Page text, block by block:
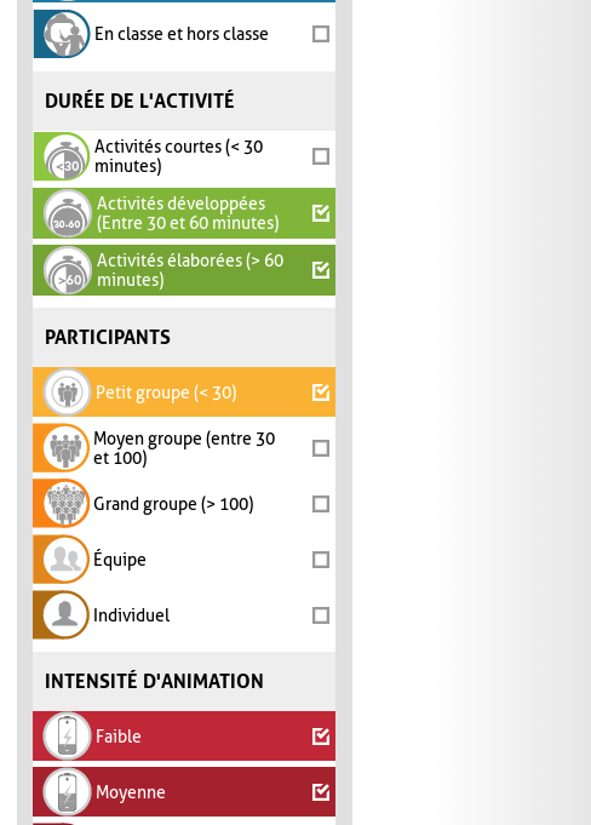
En classe et hors classe
DURÉE DE L'ACTIVITÉ
Activités courtes (< 30
minutes)
Activités développées
(Entre 30 et 60 minutes)
Activités élaborées (> 60
minutes)
PARTICIPANTS
Petit groupe (< 30)
Moyen groupe (entre 30
et 100)
Grand groupe (> 100)
Équipe
Individuel
INTENSITÉ D'ANIMATION
Faible
Moyenne